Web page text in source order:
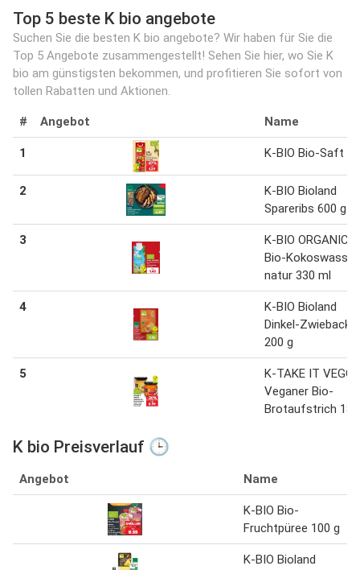
Top 5 beste K bio angebote
Suchen Sie die besten K bio angebote? Wir haben für Sie die
Top 5 Angebote zusammengestellt! Sehen Sie hier, wo Sie K
bio am günstigsten bekommen, und profitieren Sie sofort von
tollen Rabatten und Aktionen.
# Angebot Name
1 K-BIO Bio-Saft 1 l
2
K-BIO Bioland
Spareribs 600 g
3
K-BIO ORGANIC
Bio-Kokoswasser
natur 330 ml
4
K-BIO Bioland
Dinkel-Zwieback
200 g
5
K-TAKE IT
Veganer Bio-
Brotaufstrich
K bio Preisverlauf 🕒
Angebot Name
K-BIO Bio-
Fruchtpüree 100 g
K-BIO Bioland